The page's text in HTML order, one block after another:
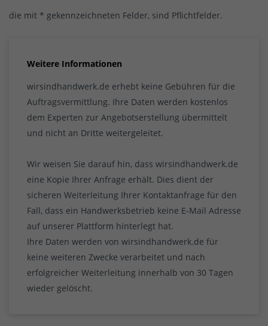
die mit * gekennzeichneten Felder, sind Pflichtfelder.
Weitere Informationen
wirsindhandwerk.de erhebt keine Gebühren für die
Auftragsvermittlung. Ihre Daten werden kostenlos
dem Experten zur Angebotserstellung übermittelt
und nicht an Dritte weitergeleitet.
Wir weisen Sie darauf hin, dass wirsindhandwerk.de
eine Kopie Ihrer Anfrage erhält. Dies dient der
sicheren Weiterleitung Ihrer Kontaktanfrage für den
Fall, dass ein Handwerksbetrieb keine E-Mail Adresse
auf unserer Plattform hinterlegt hat.
Ihre Daten werden von wirsindhandwerk.de für
keine weiteren Zwecke verarbeitet und nach
erfolgreicher Weiterleitung innerhalb von 30 Tagen
wieder gelöscht.